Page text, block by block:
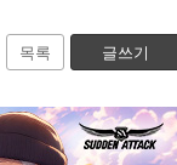
목록 글쓰기